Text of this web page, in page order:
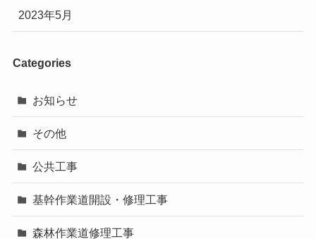
2023年5月
Categories
お知らせ
その他
公共工事
基幹作業道開設・修理工事
森林作業道修理工事